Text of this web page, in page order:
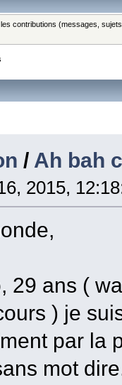
contributions (messages,
/ Ah bah
2015,
29 ans (
) je
par la
mot